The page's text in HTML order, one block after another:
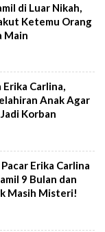
di Luar Nikah,
Ketemu Orang
Main
Carlina,
Anak Agar
Korban
Erika Carlina
9 Bulan dan
Masih Misteri!